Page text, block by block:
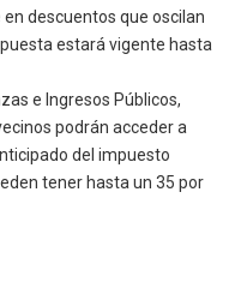
descuentos que oscilan
estará vigente hasta
e Ingresos Públicos,
podrán acceder a
del impuesto
tener hasta un 35 por